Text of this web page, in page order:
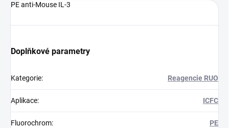
PE anti-Mouse IL-3
Doplňkové parametry
Kategorie: Reagencie RUO
Aplikace: ICFC
Fluorochrom: PE